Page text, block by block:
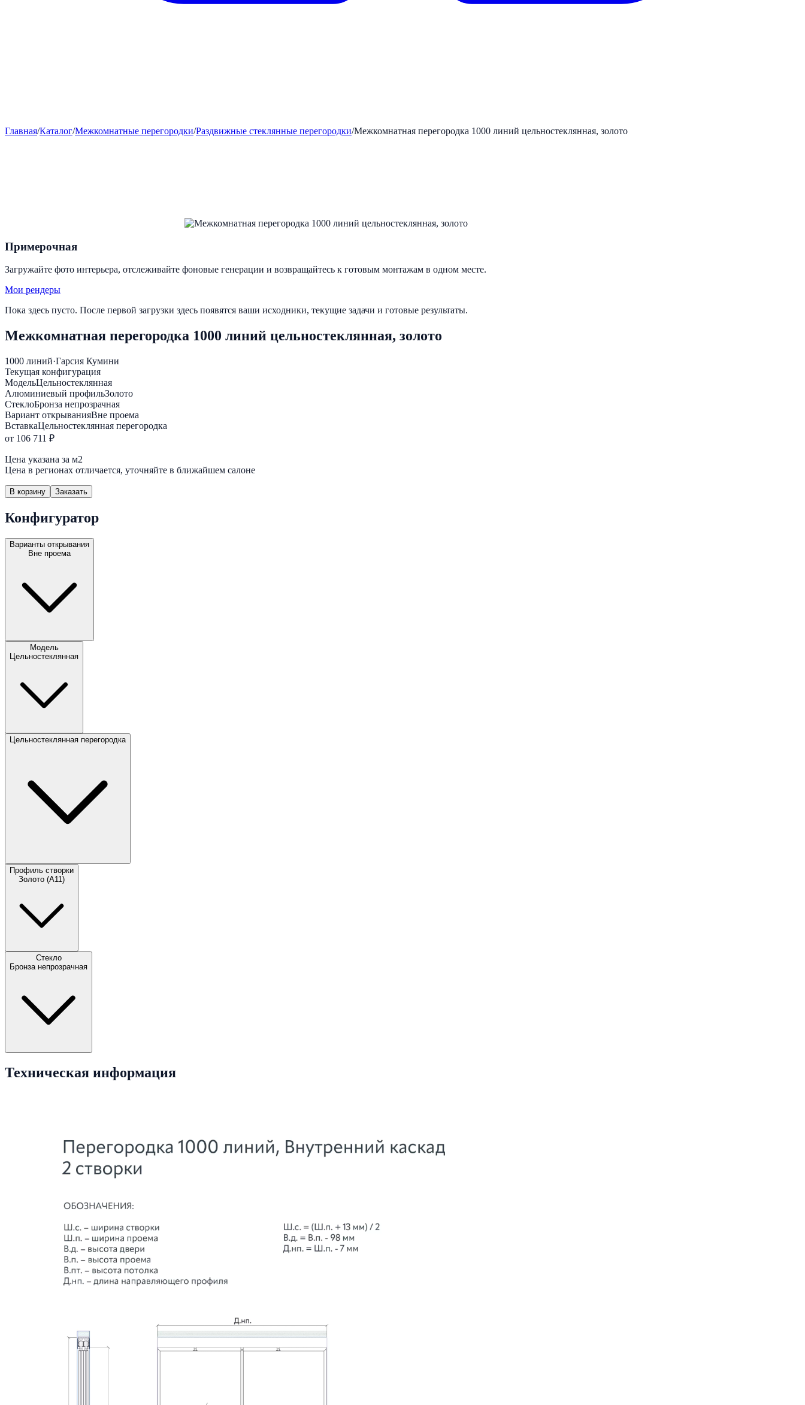
Главная/Каталог/Межкомнатные перегородки/Раздвижные стеклянные перегородки/Межкомнатная перегородка 1000 линий цельностеклянная, золото
Примерочная
Загружайте фото интерьера, отслеживайте фоновые генерации и возвращайтесь к готовым монтажам в одном месте.
Мои рендеры
Пока здесь пусто. После первой загрузки здесь появятся ваши исходники, текущие задачи и готовые результаты.
Межкомнатная перегородка 1000 линий цельностеклянная, золото
1000 линий·Гарсия Кумини
Текущая конфигурация
МодельЦельностеклянная
Алюминиевый профильЗолото
СтеклоБронза непрозрачная
Вариант открыванияВне проема
ВставкаЦельностеклянная перегородка
от 106 711 ₽
Цена указана за м2
Цена в регионах отличается, уточняйте в ближайшем салоне
В корзину Заказать
Конфигуратор
Варианты открывания
Вне проема
Модель
Цельностеклянная
Цельностеклянная перегородка
Профиль створки
Золото (А11)
Стекло
Бронза непрозрачная
Техническая информация